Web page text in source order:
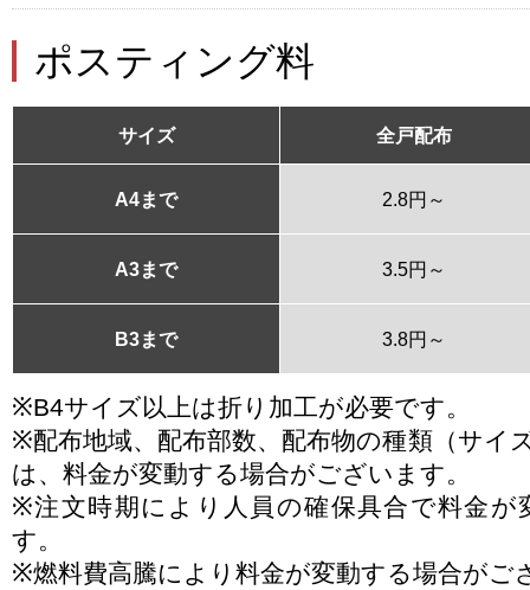
ポスティング料
サイズ 全戸配布
A4まで 2.8円～
A3まで 3.5円～
B3まで 3.8円～
※B4サイズ以上は折り加工が必要です。
※配布地域、配布部数、配布物の種類（サイ
は、料金が変動する場合がございます。
※注文時期により人員の確保具合で料金が
す。
※燃料費高騰により料金が変動する場合がご